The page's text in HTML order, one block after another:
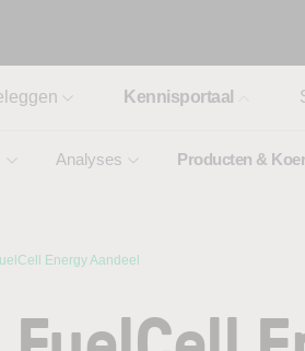
Kennisportaal
Analyses Producten &
Energy Aandeel